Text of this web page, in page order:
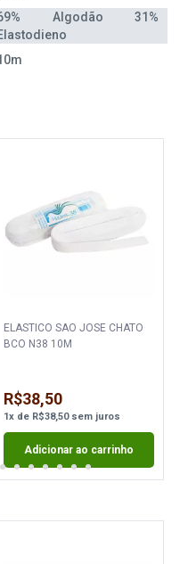
Algodão 31%
ELASTICO SAO JOSE CHATO
BCO N38 10M
R$38,50
1xde R$38,50sem juros
Adicionar ao carrinho